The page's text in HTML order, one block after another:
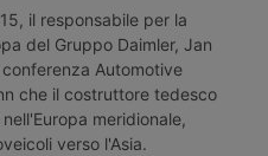
il responsabile per la
del Gruppo Daimler, Jan
Automotive
che il costruttore tedesco
meridionale,
verso l'Asia.